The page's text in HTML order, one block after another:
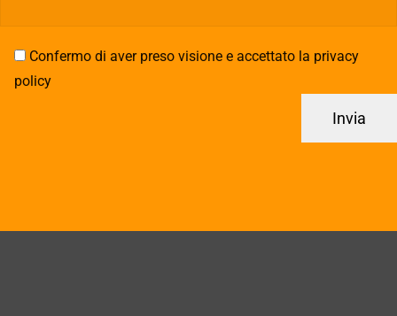
Confermo di aver preso visione e accettato la privacy
policy